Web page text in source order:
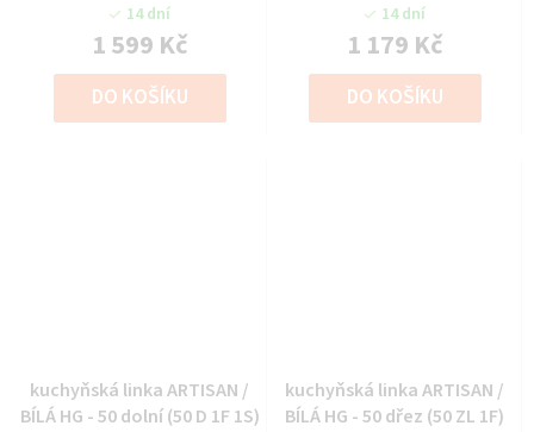
14 dní
1 599 Kč
DO KOŠÍKU
14 dní
1 179 Kč
DO KOŠÍKU
kuchyňská linka ARTISAN /
BÍLÁ HG - 50 dolní (50 D 1F 1S)
kuchyňská linka ARTISAN /
BÍLÁ HG - 50 dřez (50 ZL 1F)